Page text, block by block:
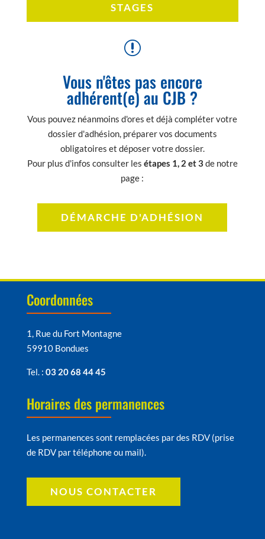
STAGES
r
Vous n'êtes pas encore
adhérent(e) au CJB ?
Vous pouvez néanmoins d'ores et déjà compléter votre
dossier d'adhésion, préparer vos documents
obligatoires et déposer votre dossier.
Pour plus d'infos consulter les étapes 1, 2 et 3de notre
page :
DÉMARCHE D'ADHÉSION
Coordonnées
1, Rue du Fort Montagne
59910 Bondues
Tel. : 03 20 68 44 45
Horaires des permanences
Les permanences sont remplacées par des RDV (prise
de RDV par téléphone ou mail).
NOUS CONTACTER